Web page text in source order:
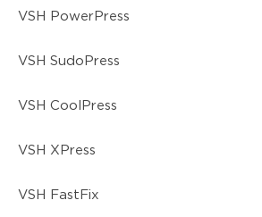
VSH PowerPress
VSH SudoPress
VSH CoolPress
VSH XPress
VSH FastFix